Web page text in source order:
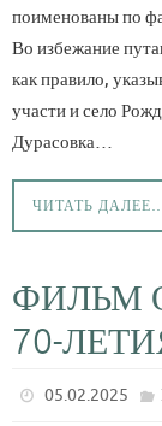
поименованы по
Во избежание
как правило,
участи и село
Дурасовка…
ЧИТАТЬ
ФИЛЬМ
70-
05.02.2025